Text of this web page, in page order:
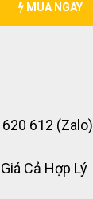
MUA NGAY
612 (Zalo)
Cả Hợp Lý